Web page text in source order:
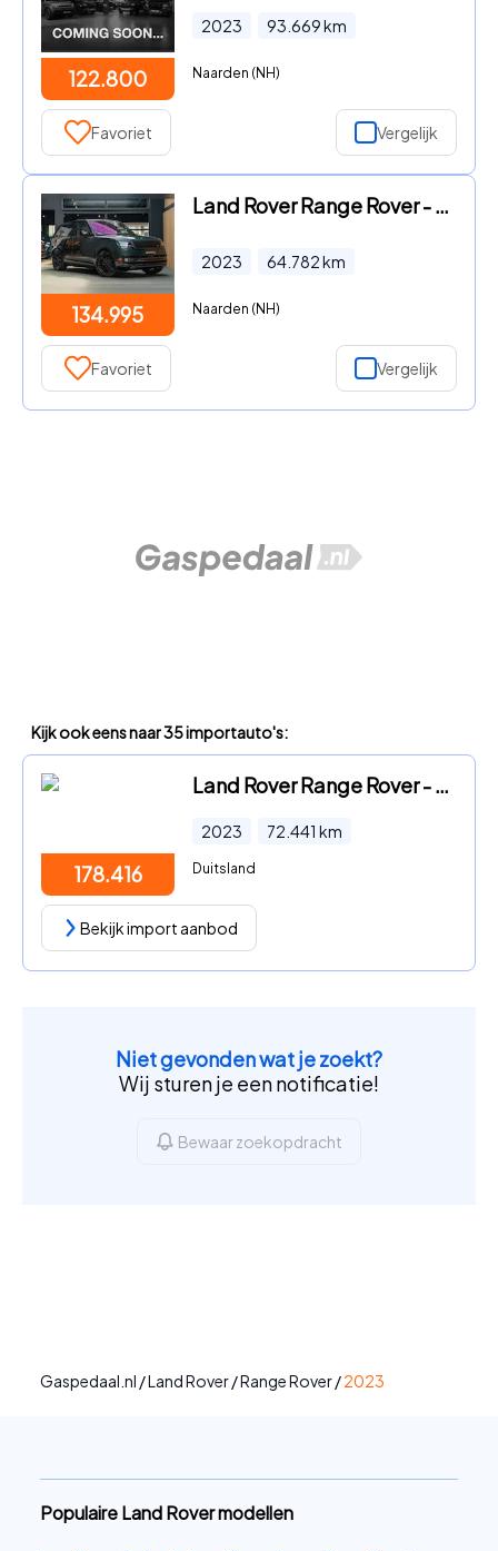
122.800
2023 93.669km
Naarden (NH)
Favoriet Vergelijk
134.995
Land Rover Range Rover - P510e Autobio PHEV Pano Meridian Stoelventilatie Autobiograp
2023 64.782km
Naarden (NH)
Favoriet Vergelijk
Kijk ook eens naar 35 importauto's:
178.416
Land Rover Range Rover - P530
2023 72.441 km
Duitsland
Bekijk import aanbod
Niet gevonden wat je zoekt?
Wij sturen je een notificatie!
Bewaar zoekopdracht
Gaspedaal.nl /Land Rover/Range Rover/2023
Populaire Land Rover modellen